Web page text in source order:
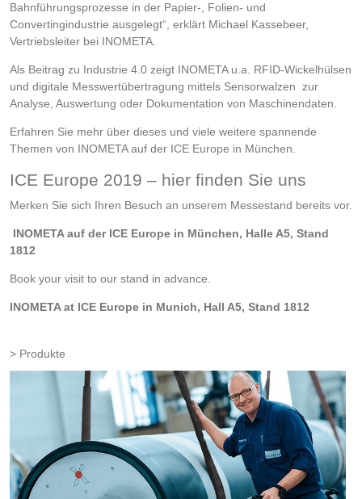
Bahnführungsprozesse in der Papier-, Folien- und
Convertingindustrie ausgelegt“, erklärt Michael Kassebeer,
Vertriebsleiter bei INOMETA.
Als Beitrag zu Industrie 4.0 zeigt INOMETA u.a. RFID-Wickelhülsen
und digitale Messwertübertragung mittels Sensorwalzen zur
Analyse, Auswertung oder Dokumentation von Maschinendaten.
Erfahren Sie mehr über dieses und viele weitere spannende
Themen von INOMETA auf der ICE Europe in München.
ICE Europe 2019 – hier finden Sie uns
Merken Sie sich Ihren Besuch an unserem Messestand bereits vor.
INOMETA auf der ICE Europe in München, Halle A5, Stand
1812
Book your visit to our stand in advance.
INOMETA at ICE Europe in Munich, Hall A5, Stand 1812
Produkte